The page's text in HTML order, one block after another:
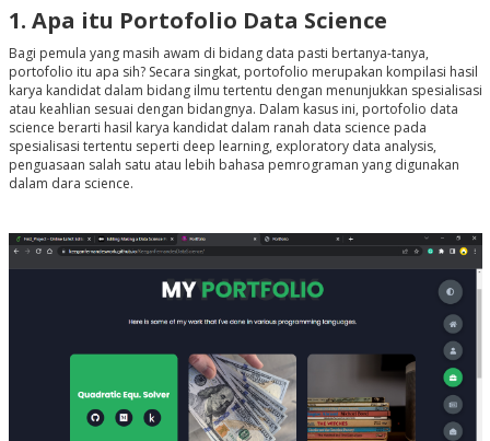
1. Apa itu Portofolio Data Science
Bagi pemula yang masih awam di bidang data pasti bertanya-tanya,
portofolio itu apa sih? Secara singkat, portofolio merupakan kompilasi hasil
karya kandidat dalam bidang ilmu tertentu dengan menunjukkan spesialisasi
atau keahlian sesuai dengan bidangnya. Dalam kasus ini, portofolio data
science berarti hasil karya kandidat dalam ranah data science pada
spesialisasi tertentu seperti deep learning, exploratory data analysis,
penguasaan salah satu atau lebih bahasa pemrograman yang digunakan
dalam dara science.